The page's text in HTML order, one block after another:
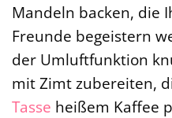
Mandeln backen, die
Freunde begeistern
der Umluftfunktion
mit Zimt zubereiten,
Tasse heißem Kaffee